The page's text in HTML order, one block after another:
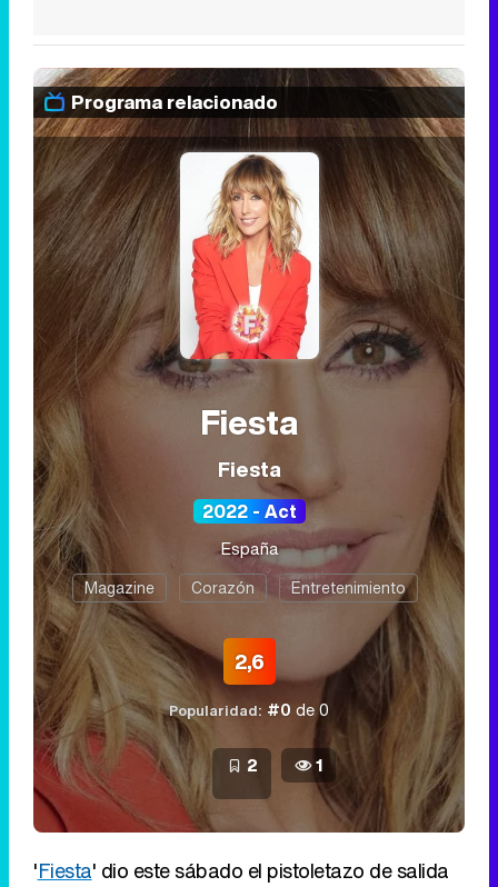
Programa relacionado
Fiesta
Fiesta
2022 - Act
España
Magazine Corazón Entretenimiento
2,6
Popularidad: #0 de 0
2 1
'Fiesta' dio este sábado el pistoletazo de salida